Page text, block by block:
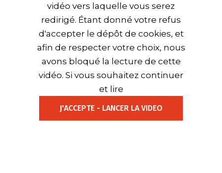
vidéo vers laquelle vous serez
redirigé. Étant donné votre refus
d'accepter le dépôt de cookies, et
afin de respecter votre choix, nous
avons bloqué la lecture de cette
vidéo. Si vous souhaitez continuer
et lire
J'ACCEPTE - LANCER LA VIDEO